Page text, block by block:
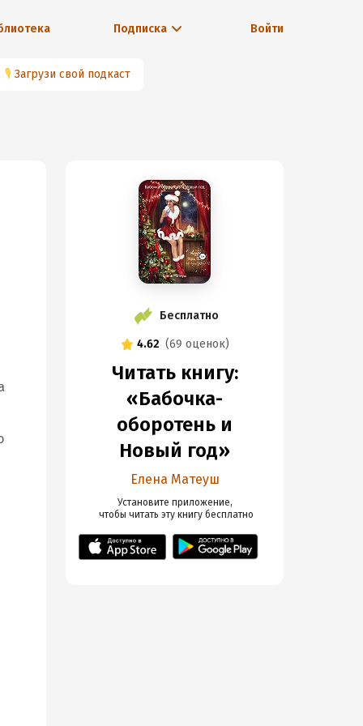
Подписка Войти
🎙 Загрузи свой подкаст
Бесплатно
4.62 (69 оценок)
Читать книгу:
«Бабочка-
оборотень и
Новый год»
Елена Матеуш
Установите приложение,
чтобы читать эту книгу бесплатно